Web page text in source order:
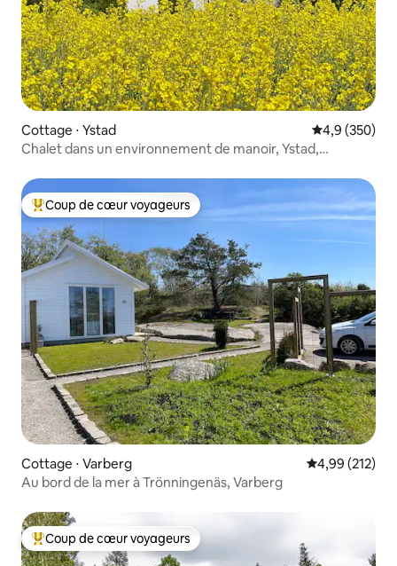
Cottage ⋅ Ystad Évaluation
4,9 (350)
Chalet dans un environnement de manoir, Ystad,
Coups de cœur voyageurs les plus appréciés
Coup de cœur voyageurs
Cottage ⋅ Varberg Évaluation
4,99 (212)
Au bord de la mer à Trönningenäs, Varberg
Coups de cœur voyageurs les plus appréciés
Coup de cœur voyageurs